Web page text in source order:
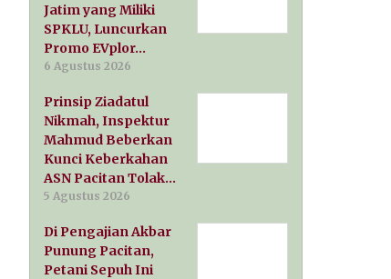
Jatim yang Miliki
SPKLU, Luncurkan
Promo EVplor…
6 Agustus 2026
Prinsip Ziadatul
Nikmah, Inspektur
Mahmud Beberkan
Kunci Keberkahan
ASN Pacitan Tolak…
5 Agustus 2026
Di Pengajian Akbar
Punung Pacitan,
Petani Sepuh Ini